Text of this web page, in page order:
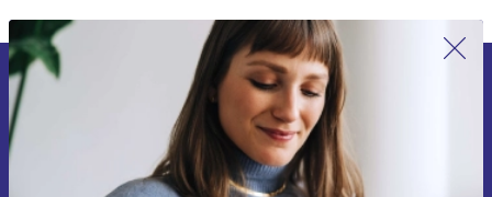
Subscreve a nossa newsletter pela
primeira vez e poupa 15€!
Não percas mais nenhuma oferta.